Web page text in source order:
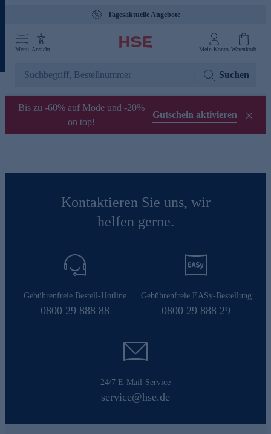
Tagesaktuelle Angebote
Menü Ansicht Mein Konto Warenkorb
Suchen
Bis zu -60% auf Mode und -20%
on top!
Gutschein aktivieren
Kontaktieren Sie uns, wir
helfen gerne.
Gebührenfreie Bestell-Hotline
0800 29 888 88
Gebührenfreie EASy-Bestellung
0800 29 888 29
24/7 E-Mail-Service
service@hse.de